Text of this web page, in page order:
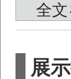
全
展